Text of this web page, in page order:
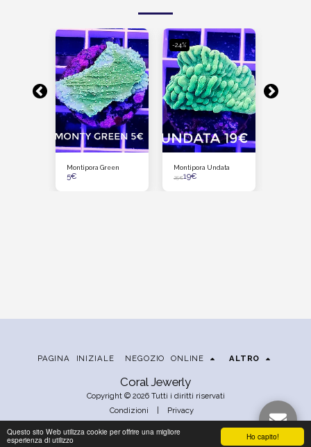
Ho capito!
Questo sito Web utilizza cookie per offrire una migliore
esperienza di utilizzo
Montipora Green
5€
-24%
Montipora Undata
25€19€
Coral Jewerly
Copyright © 2026 Tutti i diritti riservati
Condizioni | Privacy
PAGINA INIZIALE NEGOZIO ONLINE ALTRO